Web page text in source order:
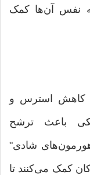
نفس آن‌ها کمک
کاهش استرس و
باعث ترشح
شادی"
کمک می‌کنند تا